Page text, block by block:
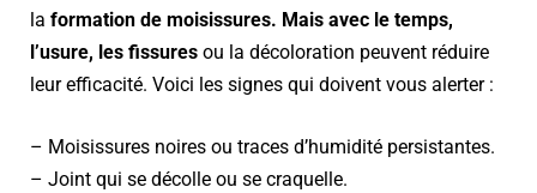
la formation de moisissures. Mais avec le temps,
l’usure, les fissures ou la décoloration peuvent réduire
leur efficacité. Voici les signes qui doivent vous alerter :
– Moisissures noires ou traces d’humidité persistantes.
– Joint qui se décolle ou se craquelle.